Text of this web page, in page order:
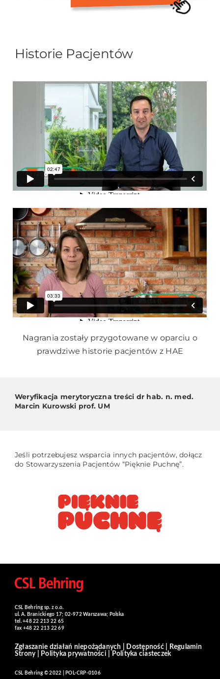
Historie Pacjentów
Nagrania zostały przygotowane w oparciu o
prawdziwe historie pacjentów z HAE
Weryfikacja merytoryczna treści dr hab. n. med.
Marcin Kurowski prof. UM
Jeśli potrzebujesz wsparcia innych pacjentów, dołącz
do Stowarzyszenia Pacjentów “Pięknie Puchnę”.
CSL Behring sp. z o.o.
ul. A. Branickiego 17; 02-972 Warszawa; Polska
tel. +48 22 213 22 65
fax +48 22 213 22 69
Zgłaszanie działań niepożądanych Dostępność|
Regulamin
Strony| Polityka prywatności Polityka ciasteczek
CSL Behring © 2022 | POL-CRP-0106